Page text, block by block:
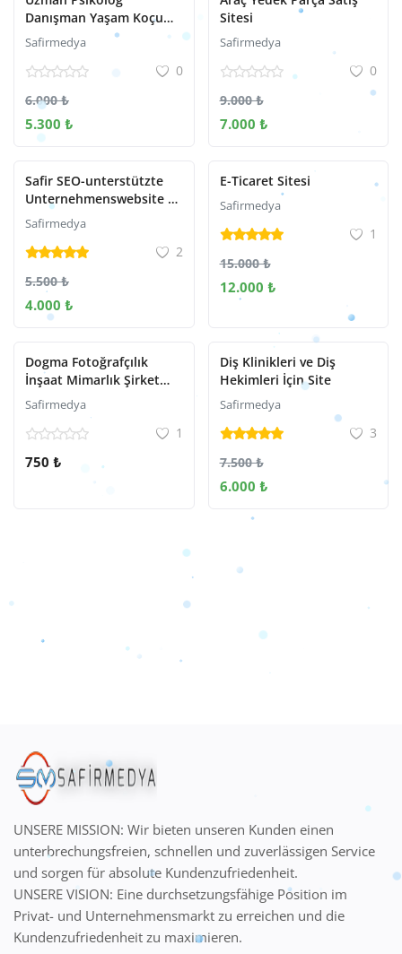
Danışman Yaşam Koçu
İnternet Sitesi
Safirmedya
0
6.000 ₺
5.300 ₺
Sitesi
Safirmedya
0
9.000 ₺
7.000 ₺
Safir SEO-unterstützte
Unternehmenswebsite –
Website mit
unterschiedlichem
Design für jedes
Safirmedya
2
5.500 ₺
4.000 ₺
E-Ticaret Sitesi
Safirmedya
1
15.000 ₺
12.000 ₺
Dogma Fotoğrafçılık
İnşaat Mimarlık Şirket
Sitesi
Safirmedya
1
750 ₺
Diş Klinikleri ve Diş
Hekimleri İçin Site
Safirmedya
3
7.500 ₺
6.000 ₺
UNSERE MISSION: Wir bieten unseren Kunden einen
unterbrechungsfreien, schnellen und zuverlässigen Service
und sorgen für absolute Kundenzufriedenheit.
UNSERE VISION: Eine durchsetzungsfähige Position im
Privat- und Unternehmensmarkt zu erreichen und die
Kundenzufriedenheit zu maximieren.